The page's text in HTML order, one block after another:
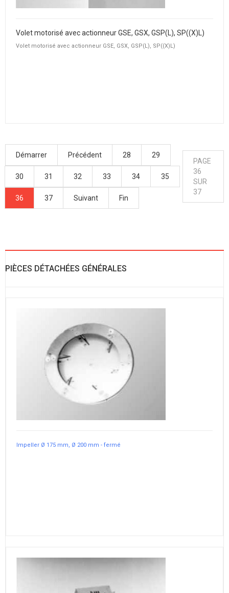
Volet motorisé avec actionneur GSE, GSX, GSP(L), SP((X)L)
Volet motorisé avec actionneur GSE, GSX, GSP(L), SP((X)L)
Démarrer Précédent 28 29
30 31 32 33 34 35
36 37 Suivant Fin
PAGE
36
SUR
37
PIÈCES DÉTACHÉES GÉNÉRALES
Impeller Ø 175 mm, Ø 200 mm - fermé